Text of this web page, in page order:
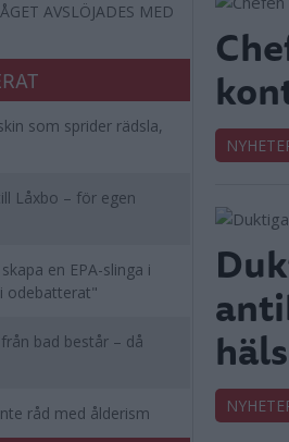
AVSLÖJADES MED
som sprider rädsla,
Låxbo – för egen
en EPA-slinga i
odebatterat"
bad består – då
råd med ålderism